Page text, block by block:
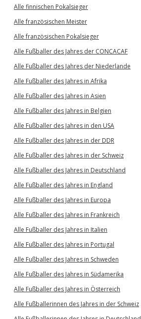
Alle finnischen Pokalsieger
Alle französischen Meister
Alle französischen Pokalsieger
Alle Fußballer des Jahres der CONCACAF
Alle Fußballer des Jahres der Niederlande
Alle Fußballer des Jahres in Afrika
Alle Fußballer des Jahres in Asien
Alle Fußballer des Jahres in Belgien
Alle Fußballer des Jahres in den USA
Alle Fußballer des Jahres in der DDR
Alle Fußballer des Jahres in der Schweiz
Alle Fußballer des Jahres in Deutschland
Alle Fußballer des Jahres in England
Alle Fußballer des Jahres in Europa
Alle Fußballer des Jahres in Frankreich
Alle Fußballer des Jahres in Italien
Alle Fußballer des Jahres in Portugal
Alle Fußballer des Jahres in Schweden
Alle Fußballer des Jahres in Südamerika
Alle Fußballer des Jahres in Österreich
Alle Fußballerinnen des Jahres in der Schweiz